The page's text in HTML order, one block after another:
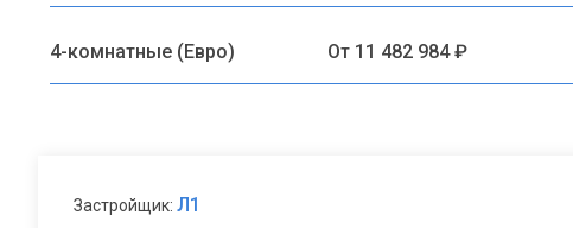
4-комнатные (Евро) От 11 482 984 ₽
Застройщик: Л1